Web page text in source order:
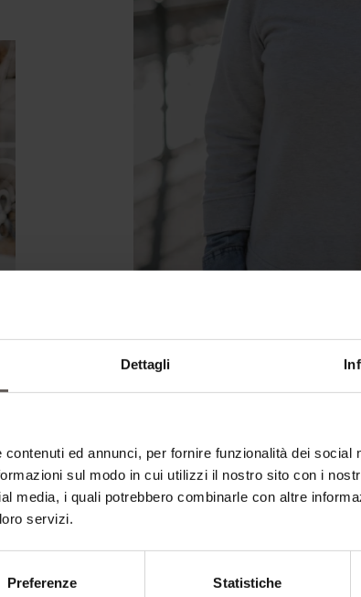
Dettagli
ed annunci, per fornire funzionalità dei social
sul modo in cui utilizzi il nostro sito con i
media, i quali potrebbero combinarle con altre
servizi.
Preferenze Statistiche